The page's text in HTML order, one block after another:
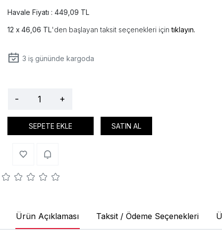
Havale Fiyatı : 449,09 TL
46,06 TL'den başlayan taksit seçenekleri içintıklayın.
3 iş gününde kargoda
- +
SEPETE EKLE SATIN AL
Ürün Açıklaması Taksit / Ödeme Seçenekleri